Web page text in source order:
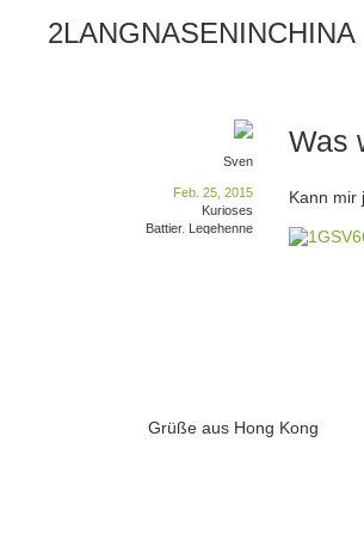
2LANGNASENINCHINA
Was
Sven
Feb. 25, 2015
Kurioses
Battier, Legehenne
Kann mir
Grüße aus Hong Kong